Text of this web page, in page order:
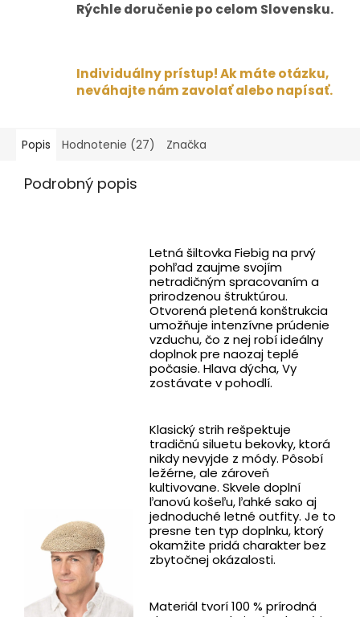
Rýchle doručenie po celom Slovensku.
Individuálny prístup! Ak máte otázku,
neváhajte nám zavolať alebo napísať.
Popis Hodnotenie (27) Značka
Podrobný popis
Letná šiltovka Fiebig na prvý
pohľad zaujme svojím
netradičným spracovaním a
prirodzenou štruktúrou.
Otvorená pletená konštrukcia
umožňuje intenzívne prúdenie
vzduchu, čo z nej robí ideálny
doplnok pre naozaj teplé
počasie. Hlava dýcha, Vy
zostávate v pohodlí.
Klasický strih rešpektuje
tradičnú siluetu bekovky, ktorá
nikdy nevyjde z módy. Pôsobí
ležérne, ale zároveň
kultivovane. Skvele doplní
ľanovú košeľu, ľahké sako aj
jednoduché letné outfity. Je to
presne ten typ doplnku, ktorý
okamžite pridá charakter bez
zbytočnej okázalosti.
Materiál tvorí 100 % prírodná